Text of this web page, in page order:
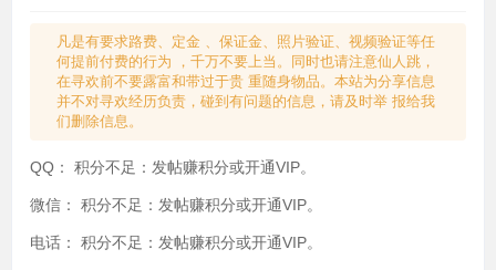
凡是有要求路费、定金 、保证金、照片验证、视频验证等任
何提前付费的行为 ，千万不要上当。同时也请注意仙人跳，
在寻欢前不要露富和带过于贵 重随身物品。本站为分享信息
并不对寻欢经历负责，碰到有问题的信息，请及时举 报给我
们删除信息。
QQ： 积分不足：发帖赚积分或开通VIP。
微信： 积分不足：发帖赚积分或开通VIP。
电话： 积分不足：发帖赚积分或开通VIP。